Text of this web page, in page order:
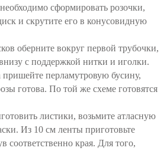
сформировать розочки,
и скрутите его в конусовидную
оберните вокруг первой трубочки,
с поддержкой нитки и иголки.
пришейте перламутровую бусину,
готова. По той же схеме готовятся
листики, возьмите атласную
Из 10 см ленты приготовьте
соответственно края. Для того,